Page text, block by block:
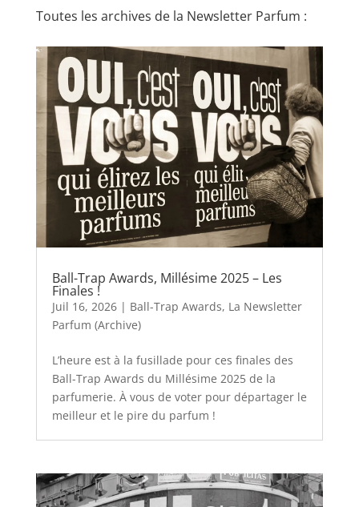
Toutes les archives de la Newsletter Parfum :
Ball-Trap Awards, Millésime 2025 – Les
Finales !
Juil 16, 2026| Ball-Trap Awards, La Newsletter
Parfum (Archive)
L’heure est à la fusillade pour ces finales des
Ball-Trap Awards du Millésime 2025 de la
parfumerie. À vous de voter pour départager le
meilleur et le pire du parfum !